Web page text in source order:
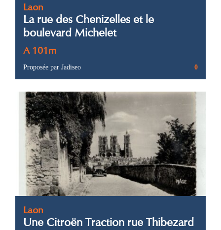
Laon
La rue des Chenizelles et le
boulevard Michelet
A 101m
Proposée par Jadiseo 0
Laon
Une Citroën Traction rue Thibezard